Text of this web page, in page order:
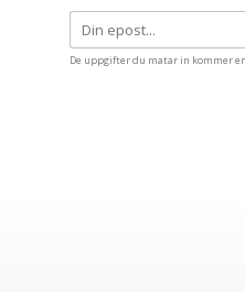
De uppgifter du matar in kommer